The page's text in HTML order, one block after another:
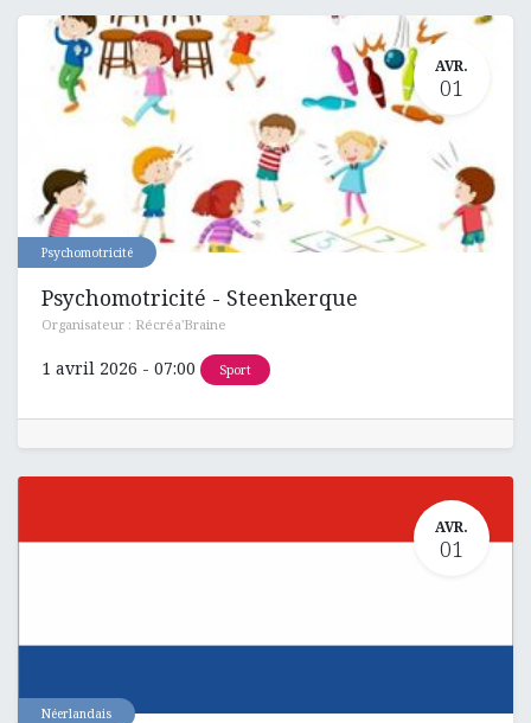
AVR.
01
Psychomotricité
Psychomotricité - Steenkerque
Organisateur : Récréa'Braine
1 avril 2026 - 07:00 Sport
AVR.
01
Néerlandais